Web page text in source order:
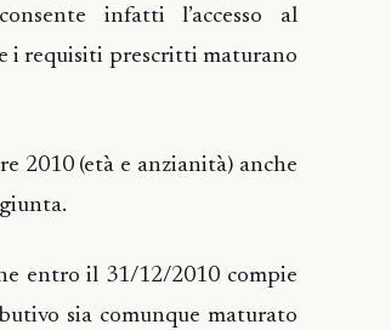
infatti l’accesso al
i requisiti prescritti maturano
2010 (età e anzianità) anche
entro il 31/12/2010 compie
sia comunque maturato